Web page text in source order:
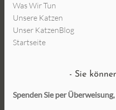
Was Wir Tun
Unsere Katzen
Unser KatzenBlog
Startseite
Sie
Spenden Sie per